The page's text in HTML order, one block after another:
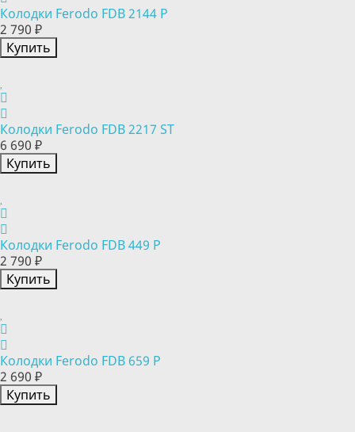
Колодки Ferodo FDB 2144 P
2 790 ₽
Купить
Колодки Ferodo FDB 2217 ST
6 690 ₽
Купить
Колодки Ferodo FDB 449 P
2 790 ₽
Купить
Колодки Ferodo FDB 659 P
2 690 ₽
Купить